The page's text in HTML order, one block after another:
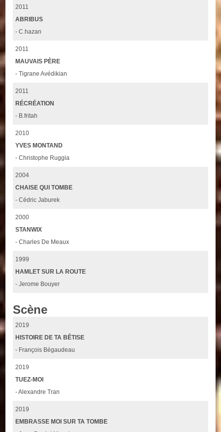
2011
ABRIBUS
- C.hazan
2011
MAUVAIS PÈRE
- Tigrane Avédikian
2011
RÉCRÉATION
- B.fritah
2010
YVES MONTAND
- Christophe Ruggia
2004
CHAISE QUI TOMBE
- Cédric Jaburek
2000
STANWIX
- Charles De Meaux
1999
HAMLET SUR LA ROUTE
- Jerome Bouyer
Scène
2019
HISTOIRE DE TA BÊTISE
- François Bégaudeau
2019
TUEZ-MOI
- Alexandre Tran
2019
EMBRASSE MOI SUR TA TOMBE